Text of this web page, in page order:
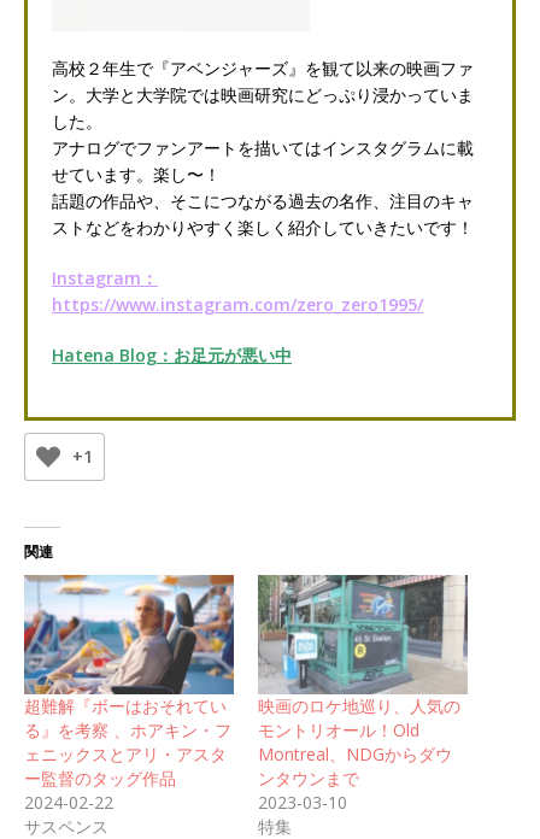
高校２年生で『アベンジャーズ』を観て以来の映画ファ
ン。大学と大学院では映画研究にどっぷり浸かっていま
した。
アナログでファンアートを描いてはインスタグラムに載
せています。楽し〜！
話題の作品や、そこにつながる過去の名作、注目のキャ
ストなどをわかりやすく楽しく紹介していきたいです！
Instagram：
https://www.instagram.com/zero_zero1995/
Hatena Blog：お足元が悪い中
+1
関連
超難解『ボーはおそれてい
る』を考察 、ホアキン・フ
ェニックスとアリ・アスタ
ー監督のタッグ作品
2024-02-22
サスペンス
映画のロケ地巡り、人気の
モントリオール！Old
Montreal、NDGからダウ
ンタウンまで
2023-03-10
特集